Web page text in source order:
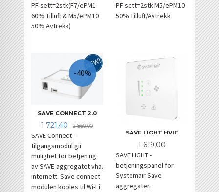
PF sett=2stk(F7/ePM1
60% Tilluft & M5/ePM10
50% Avtrekk)
PF sett=2stk M5/ePM10
50% Tilluft/Avtrekk
SAVE CONNECT 2.0
Tilbud
1 721,40 2 869,00Rabatt
-40%
SAVE Connect -
tilgangsmodul gir
mulighet for betjening
av SAVE-aggregatet vha.
internett. Save connect
modulen kobles til Wi-Fi
SAVE LIGHT HVIT
Pris
1 619,00
SAVE LIGHT -
betjeningspanel for
Systemair Save
aggregater.